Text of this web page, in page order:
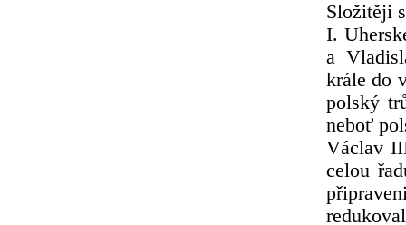
Složitěji
I.
a
krále do
polský
neboť
Václav
celou